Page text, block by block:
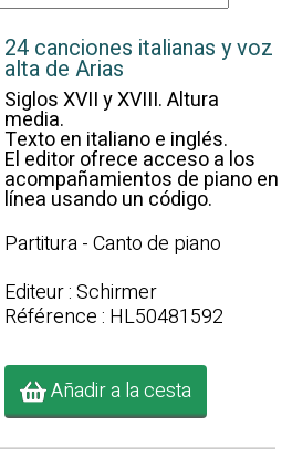
24 canciones italianas y voz
alta de Arias
Siglos XVII y XVIII. Altura
media.
Texto en italiano e inglés.
El editor ofrece acceso a los
acompañamientos de piano en
línea usando un código.
Partitura - Canto de piano
Editeur : Schirmer
Référence : HL50481592
Añadir a la cesta